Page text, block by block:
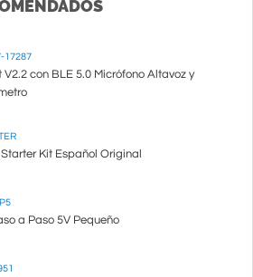
17287
V2.2 con BLE 5.0 Micrófono Altavoz y
Kit Español Original
a Paso 5V Pequeño